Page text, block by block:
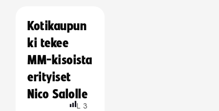
Kotikaupun
ki tekee
MM-kisoista
erityiset
Nico Salolle
L 3